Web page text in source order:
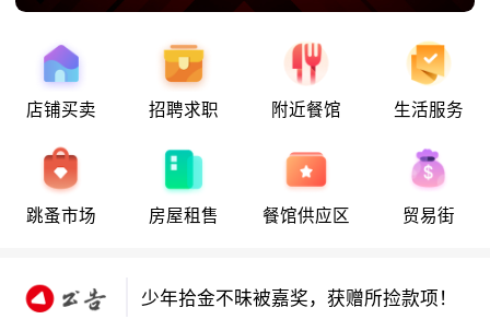
店铺买卖 招聘求职 附近餐馆 生活服务
跳蚤市场 房屋租售 餐馆供应区 贸易街
查启动！
西班牙小偷在法行窃被捕！
少年拾金不昧获嘉奖，领走所捡款项！
少年拾金不昧被嘉奖，获赠所捡款项！